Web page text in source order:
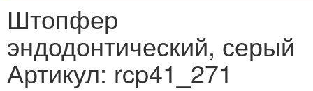
Штопфер
эндодонтический, серый
Артикул: rcp41_271